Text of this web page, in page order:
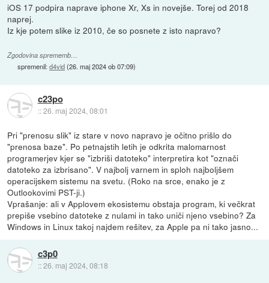
iOS 17 podpira naprave iphone Xr, Xs in novejše. Torej od 2018
naprej.
Iz kje potem slike iz 2010, če so posnete z isto napravo?
Zgodovina sprememb…
spremenil:d4vid(26. maj 2024 ob 07:09)
c23po
::26. maj 2024, 08:01
Pri "prenosu slik" iz stare v novo napravo je očitno prišlo do
"prenosa baze". Po petnajstih letih je odkrita malomarnost
programerjev kjer se "izbriši datoteko" interpretira kot "označi
datoteko za izbrisano". V najbolj varnem in sploh najboljšem
operacijskem sistemu na svetu. (Roko na srce, enako je z
Outlookovimi PST-ji.)
Vprašanje: ali v Applovem ekosistemu obstaja program, ki večkrat
prepiše vsebino datoteke z nulami in tako uniči njeno vsebino? Za
Windows in Linux takoj najdem rešitev, za Apple pa ni tako jasno...
c3p0
::26. maj 2024, 08:18